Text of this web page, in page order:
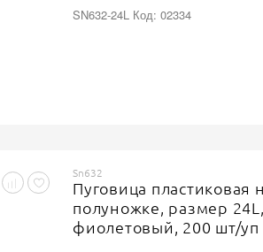
SN632-24L Код: 02334
Sn632
Пуговица пластиковая
полуножке, размер
фиолетовый, 200 шт/уп